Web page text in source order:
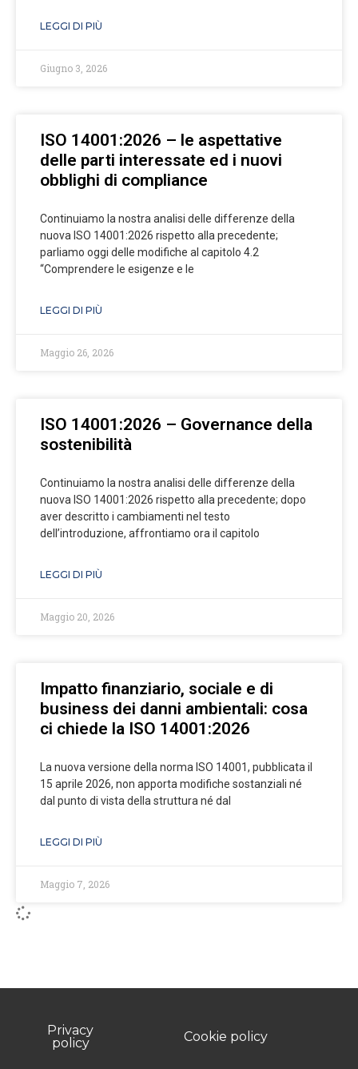
LEGGI DI PIÙ
Giugno 3, 2026
ISO 14001:2026 – le aspettative
delle parti interessate ed i nuovi
obblighi di compliance
Continuiamo la nostra analisi delle differenze della
nuova ISO 14001:2026 rispetto alla precedente;
parliamo oggi delle modifiche al capitolo 4.2
“Comprendere le esigenze e le
LEGGI DI PIÙ
Maggio 26, 2026
ISO 14001:2026 – Governance della
sostenibilità
Continuiamo la nostra analisi delle differenze della
nuova ISO 14001:2026 rispetto alla precedente; dopo
aver descritto i cambiamenti nel testo
dell’introduzione, affrontiamo ora il capitolo
LEGGI DI PIÙ
Maggio 20, 2026
Impatto finanziario, sociale e di
business dei danni ambientali: cosa
ci chiede la ISO 14001:2026
La nuova versione della norma ISO 14001, pubblicata il
15 aprile 2026, non apporta modifiche sostanziali né
dal punto di vista della struttura né dal
LEGGI DI PIÙ
Maggio 7, 2026
Privacy
policy
Cookie policy